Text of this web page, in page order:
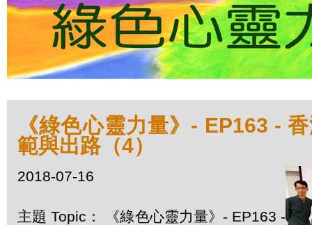
《綠色心靈力量》- EP163 -
範與出路（4）
2018-07-16
主題 Topic： 《綠色心靈力量》- EP163 -